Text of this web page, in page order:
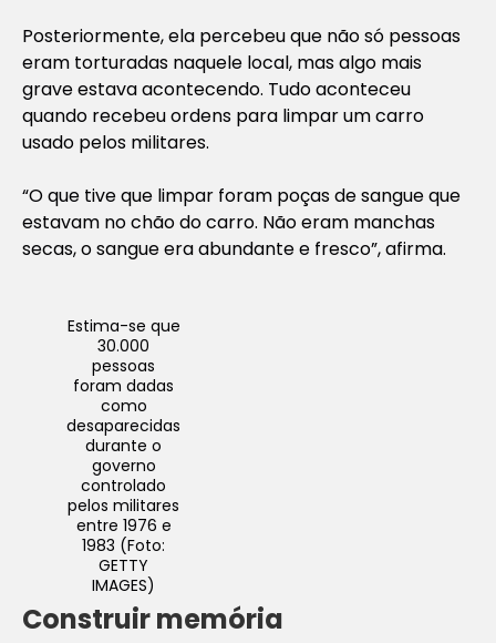
Posteriormente, ela percebeu que não só pessoas
eram torturadas naquele local, mas algo mais
grave estava acontecendo. Tudo aconteceu
quando recebeu ordens para limpar um carro
usado pelos militares.
“O que tive que limpar foram poças de sangue que
estavam no chão do carro. Não eram manchas
secas, o sangue era abundante e fresco”, afirma.
Estima-se que
30.000
pessoas
foram dadas
como
desaparecidas
durante o
governo
controlado
pelos militares
entre 1976 e
1983 (Foto:
GETTY
IMAGES)
Construir memória